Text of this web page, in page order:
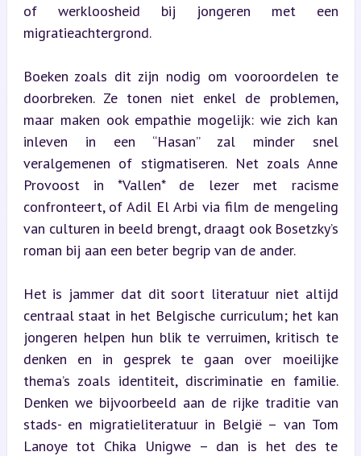
of werkloosheid bij jongeren met een
migratieachtergrond.
Boeken zoals dit zijn nodig om vooroordelen te
doorbreken. Ze tonen niet enkel de problemen,
maar maken ook empathie mogelijk: wie zich kan
inleven in een “Hasan” zal minder snel
veralgemenen of stigmatiseren. Net zoals Anne
Provoost in *Vallen* de lezer met racisme
confronteert, of Adil El Arbi via film de mengeling
van culturen in beeld brengt, draagt ook Bosetzky’s
roman bij aan een beter begrip van de ander.
Het is jammer dat dit soort literatuur niet altijd
centraal staat in het Belgische curriculum; het kan
jongeren helpen hun blik te verruimen, kritisch te
denken en in gesprek te gaan over moeilijke
thema’s zoals identiteit, discriminatie en familie.
Denken we bijvoorbeeld aan de rijke traditie van
stads- en migratieliteratuur in België – van Tom
Lanoye tot Chika Unigwe – dan is het des te